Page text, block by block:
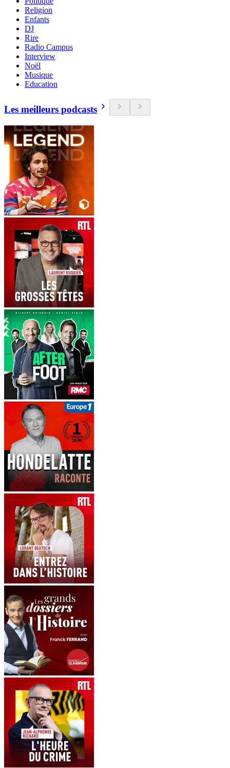
Religion
Enfants
DJ
Rire
Radio Campus
Interview
Noël
Musique
Education
Les meilleurs podcasts